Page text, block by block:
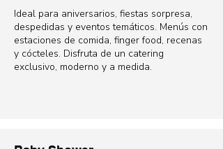
Ideal para aniversarios, fiestas sorpresa,
despedidas y eventos temáticos. Menús con
estaciones de comida, finger food, recenas
y cócteles. Disfruta de un catering
exclusivo, moderno y a medida.